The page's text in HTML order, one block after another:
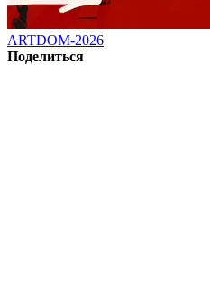
ARTDOM-2026
Поделиться